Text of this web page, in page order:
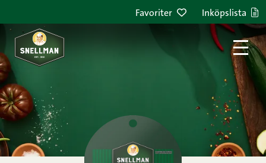
Favoriter Inköpslista